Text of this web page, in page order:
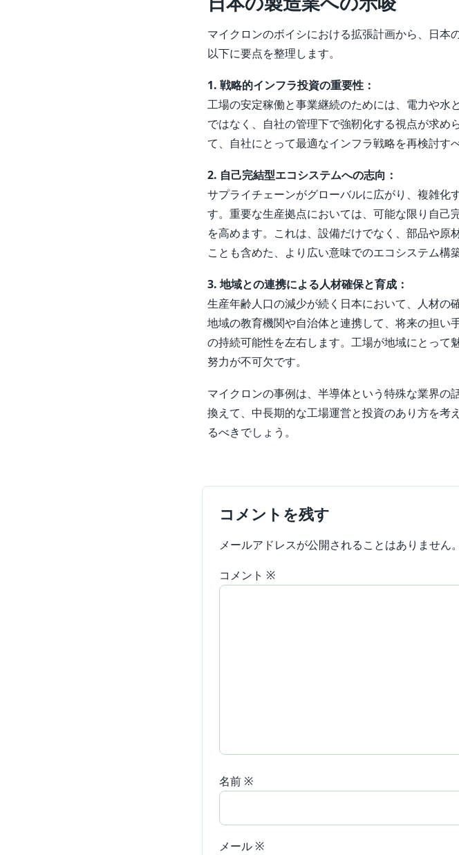
マイクロンのボイシにおける拡張計画から、日本
以下に要点を整理します。
1. 戦略的インフラ投資の重要性：
工場の安定稼働と事業継続のためには、電力や水
ではなく、自社の管理下で強靭化する視点が求め
て、自社にとって最適なインフラ戦略を再検討す
2. 自己完結型エコシステムへの志向：
サプライチェーンがグローバルに広がり、複雑化
す。重要な生産拠点においては、可能な限り自己
を高めます。これは、設備だけでなく、部品や原
ことも含めた、より広い意味でのエコシステム構
3. 地域との連携による人材確保と育成：
生産年齢人口の減少が続く日本において、人材の
地域の教育機関や自治体と連携して、将来の担い
の持続可能性を左右します。工場が地域にとって
努力が不可欠です。
マイクロンの事例は、半導体という特殊な業界の
換えて、中長期的な工場運営と投資のあり方を考
るべきでしょう。
コメントを残す
メールアドレスが公開されることはありません。
コメント ※
名前 ※
メール ※